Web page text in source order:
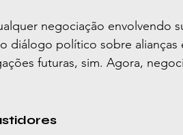
negociação envolvendo
diálogo político sobre alianças
futuras, sim. Agora,